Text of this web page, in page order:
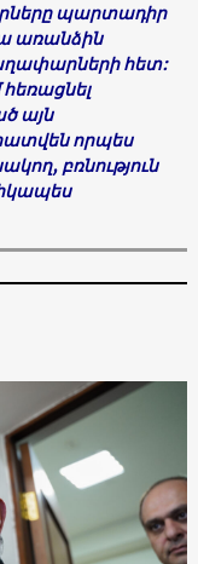
պարտադիր
առանձին
հետ:
այն
որպես
բռնություն